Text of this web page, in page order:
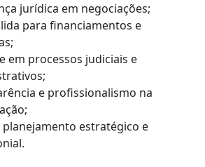
jurídica em negociações;
para financiamentos e
em processos judiciais e
e profissionalismo na
planejamento estratégico e